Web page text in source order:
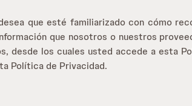
que esté familiarizado con cómo
que nosotros o nuestros
desde los cuales usted accede a esta
Política de Privacidad.